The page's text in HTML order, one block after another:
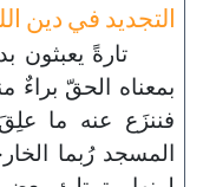
التجديد في دين
تارةً يعبثون
بمعناه الحقّ براءٌ
فننزَع عنه ما
المسجد رُبما